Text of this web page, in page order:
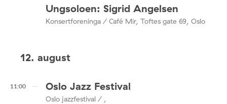
Ungsoloen: Sigrid Angelsen
Konsertforeninga / Café Mir, Toftes gate 69, Oslo
12. august
11:00 Oslo Jazz Festival
Oslo jazzfestival / ,